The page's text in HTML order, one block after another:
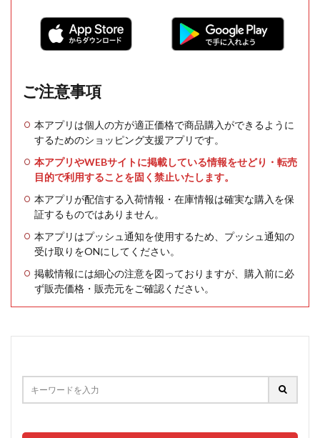
ご注意事項
本アプリは個人の方が適正価格で商品購入ができるように
するためのショッピング支援アプリです。
本アプリやWEBサイトに掲載している情報をせどり・転売
目的で利用することを固く禁止いたします。
本アプリが配信する入荷情報・在庫情報は確実な購入を保
証するものではありません。
本アプリはプッシュ通知を使用するため、プッシュ通知の
受け取りをONにしてください。
掲載情報には細心の注意を図っておりますが、購入前に必
ず販売価格・販売元をご確認ください。